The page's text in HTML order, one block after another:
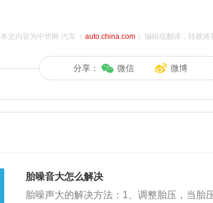
本文内容为中华网·汽车（ auto.china.com）编辑或翻译，转载请
分享： 微信 微博
胎噪音大怎么解决
胎噪声大的解决方法：1、调整胎压，当胎